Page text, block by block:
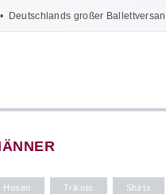
• Deutschlands großer
Hosen Trikots Shirts